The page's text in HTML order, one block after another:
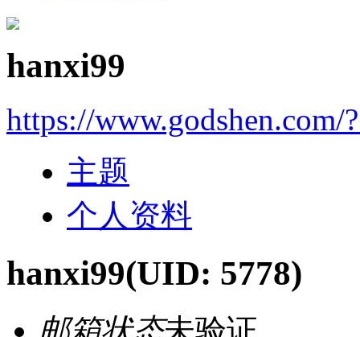
hanxi99
https://www.godshen.com/
主题
个人资料
hanxi99(UID: 5778)
邮箱状态未验证